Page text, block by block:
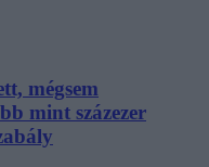
mégsem
mint százezer